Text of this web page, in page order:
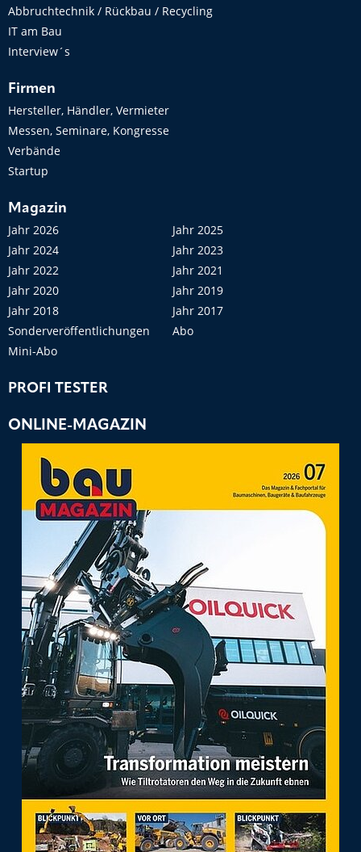
Abbruchtechnik / Rückbau / Recycling
IT am Bau
Interview´s
Firmen
Hersteller, Händler, Vermieter
Messen, Seminare, Kongresse
Verbände
Startup
Magazin
Jahr 2026
Jahr 2025
Jahr 2024
Jahr 2023
Jahr 2022
Jahr 2021
Jahr 2020
Jahr 2019
Jahr 2018
Jahr 2017
Sonderveröffentlichungen
Abo
Mini-Abo
PROFI TESTER
ONLINE-MAGAZIN